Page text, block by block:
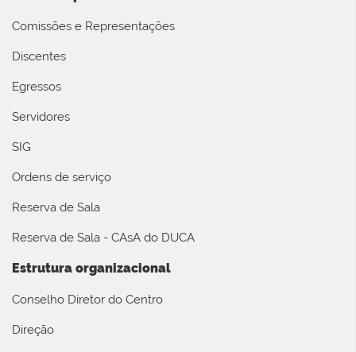
Comissões e Representações
Discentes
Egressos
Servidores
SIG
Ordens de serviço
Reserva de Sala
Reserva de Sala - CAsA do DUCA
Estrutura organizacional
Conselho Diretor do Centro
Direção